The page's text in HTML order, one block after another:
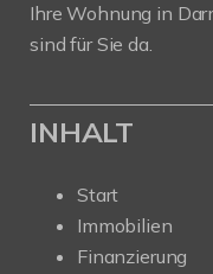
Ihre Wohnung in
sind für Sie da.
INHALT
Start
Immobilien
Finanzierung